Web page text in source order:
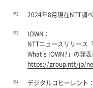
※2 2024年8月現在NTT調べ
※3
IOWN：
NTTニュースリリース
What's IOWN?」の発
https://group.ntt/jp/
※4
デジタルコヒーレント：